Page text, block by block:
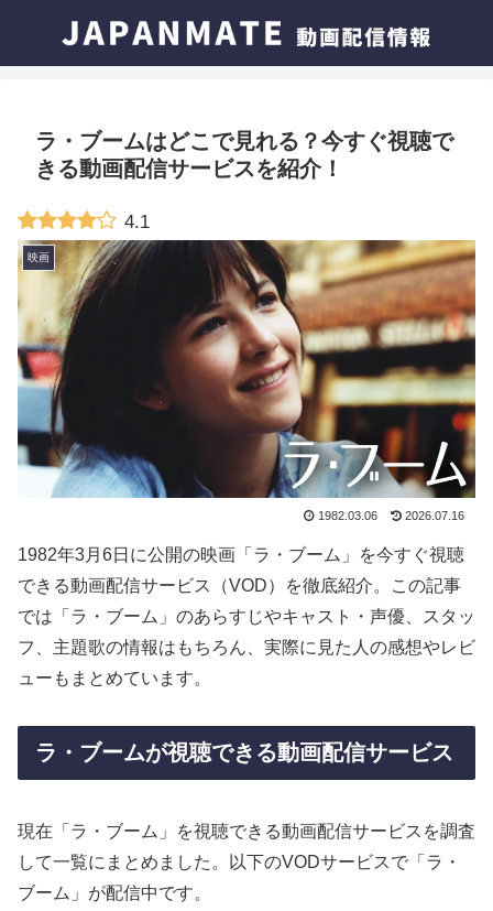
ラ・ブームはどこで見れる？今すぐ視聴で
きる動画配信サービスを紹介！
4.1
映画
1982.03.06 2026.07.16
1982年3月6日に公開の映画「ラ・ブーム」を今すぐ視聴
できる動画配信サービス（VOD）を徹底紹介。この記事
では「ラ・ブーム」のあらすじやキャスト・声優、スタッ
フ、主題歌の情報はもちろん、実際に見た人の感想やレビ
ューもまとめています。
ラ・ブームが視聴できる動画配信サービス
現在「ラ・ブーム」を視聴できる動画配信サービスを調査
して一覧にまとめました。以下のVODサービスで「ラ・
ブーム」が配信中です。